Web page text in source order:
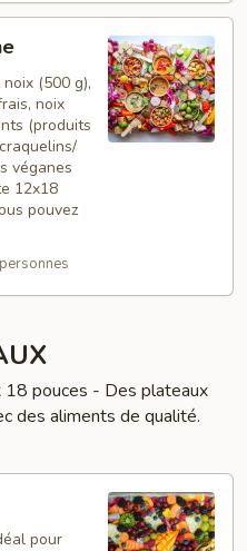
(500 g),
noix
(produits
véganes
12x18
pouvez
pouces - Des plateaux
des aliments de qualité.
pour